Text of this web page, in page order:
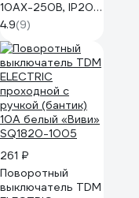
10АХ-250В, IP20,
ОУ, Эксперт,
белый Б0020660
4.9(9)
261 ₽
Поворотный
выключатель TDM